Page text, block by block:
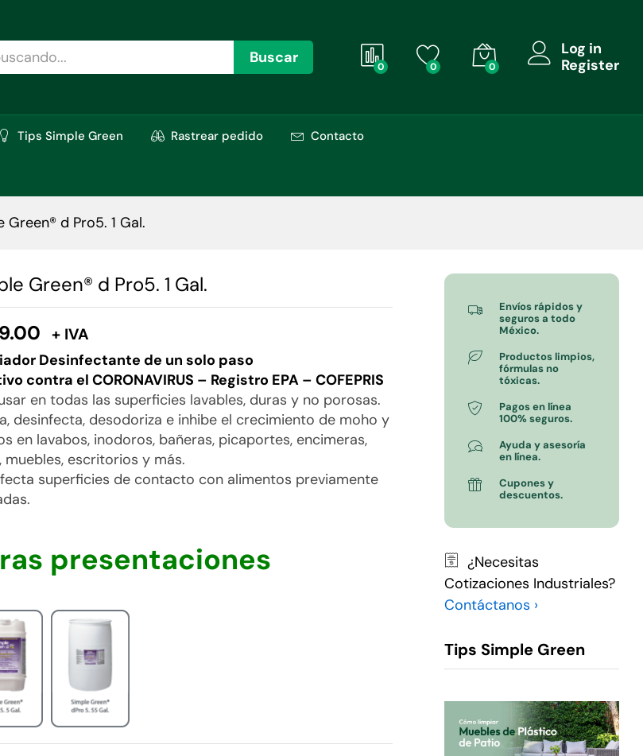
Buscar 0 0 0
Log in
Register
Tips Simple Green Rastrear pedido Contacto
Green® d Pro5. 1 Gal.
Green® d Pro5. 1 Gal.
+ IVA
Desinfectante de un solo paso
contra el CORONAVIRUS – Registro EPA – COFEPRIS
en todas las superficies lavables, duras y no porosas.
desinfecta, desodoriza e inhibe el crecimiento de moho y
en lavabos, inodoros, bañeras, picaportes, encimeras,
muebles, escritorios y más.
superficies de contacto con alimentos previamente
presentaciones
Envíos rápidos y
seguros a todo
México.
Productos limpios,
fórmulas no
tóxicas.
Pagos en línea
100% seguros.
Ayuda y asesoría
en línea.
Cupones y
descuentos.
¿Necesitas
Cotizaciones Industriales?
Contáctanos ›
Tips Simple Green